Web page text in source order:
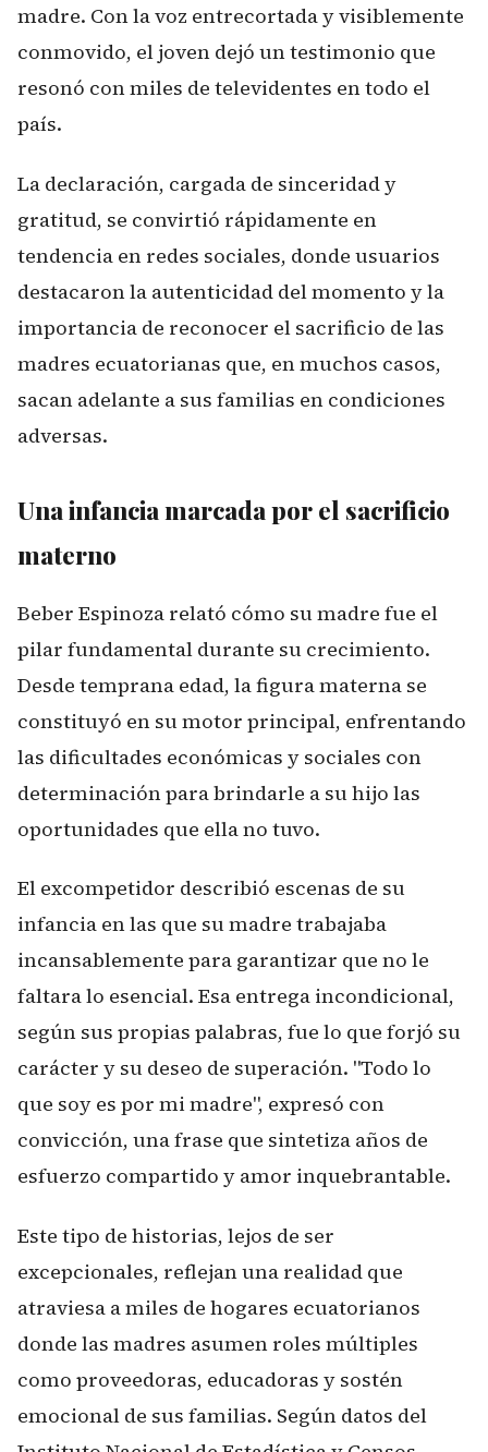
madre. Con la voz entrecortada y visiblemente
conmovido, el joven dejó un testimonio que
resonó con miles de televidentes en todo el
país.
La declaración, cargada de sinceridad y
gratitud, se convirtió rápidamente en
tendencia en redes sociales, donde usuarios
destacaron la autenticidad del momento y la
importancia de reconocer el sacrificio de las
madres ecuatorianas que, en muchos casos,
sacan adelante a sus familias en condiciones
adversas.
Una infancia marcada por el sacrificio
materno
Beber Espinoza relató cómo su madre fue el
pilar fundamental durante su crecimiento.
Desde temprana edad, la figura materna se
constituyó en su motor principal, enfrentando
las dificultades económicas y sociales con
determinación para brindarle a su hijo las
oportunidades que ella no tuvo.
El excompetidor describió escenas de su
infancia en las que su madre trabajaba
incansablemente para garantizar que no le
faltara lo esencial. Esa entrega incondicional,
según sus propias palabras, fue lo que forjó su
carácter y su deseo de superación. "Todo lo
que soy es por mi madre", expresó con
convicción, una frase que sintetiza años de
esfuerzo compartido y amor inquebrantable.
Este tipo de historias, lejos de ser
excepcionales, reflejan una realidad que
atraviesa a miles de hogares ecuatorianos
donde las madres asumen roles múltiples
como proveedoras, educadoras y sostén
emocional de sus familias. Según datos del